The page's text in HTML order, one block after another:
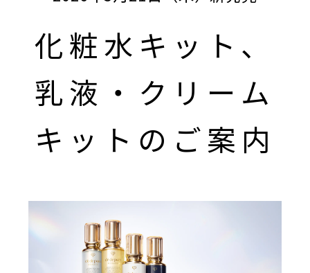
化粧水キット、
乳液・クリーム
キットのご案内